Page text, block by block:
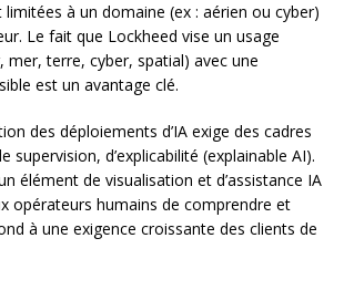
à un domaine (ex : aérien ou cyber)
Le fait que Lockheed vise un usage
mer, terre, cyber, spatial) avec une
est un avantage clé.
des déploiements d’IA exige des cadres
supervision, d’explicabilité (explainable AI).
élément de visualisation et d’assistance IA
opérateurs humains de comprendre et
à une exigence croissante des clients de